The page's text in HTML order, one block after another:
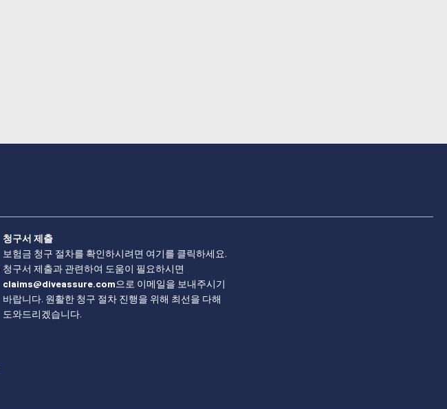
청구서 제출
보험금 청구 절차를 확인하시려면 여기를 클릭하세요.
청구서 제출과 관련하여 도움이 필요하시면
claims@diveassure.com으로 이메일을 보내주시기
바랍니다. 원활한 청구 절차 진행을 위해 최선을 다해
도와드리겠습니다.